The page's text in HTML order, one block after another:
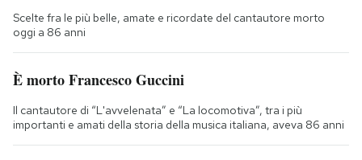
Scelte fra le più belle, amate e ricordate del cantautore morto
oggi a 86 anni
È morto Francesco Guccini
Il cantautore di “L'avvelenata” e “La locomotiva”, tra i più
importanti e amati della storia della musica italiana, aveva 86 anni